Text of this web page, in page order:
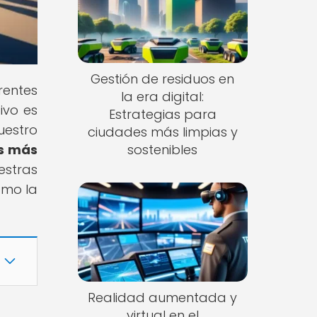
es
más
la
Gestión de residuos en
la era digital:
Estrategias para
ciudades más limpias y
sostenibles
Realidad aumentada y